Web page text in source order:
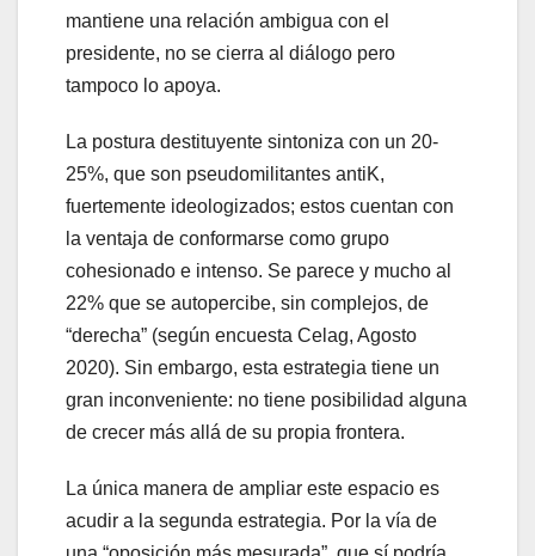
mantiene una relación ambigua con el
presidente, no se cierra al diálogo pero
tampoco lo apoya.
La postura destituyente sintoniza con un 20-
25%, que son pseudomilitantes antiK,
fuertemente ideologizados; estos cuentan con
la ventaja de conformarse como grupo
cohesionado e intenso. Se parece y mucho al
22% que se autopercibe, sin complejos, de
“derecha” (según encuesta Celag, Agosto
2020). Sin embargo, esta estrategia tiene un
gran inconveniente: no tiene posibilidad alguna
de crecer más allá de su propia frontera.
La única manera de ampliar este espacio es
acudir a la segunda estrategia. Por la vía de